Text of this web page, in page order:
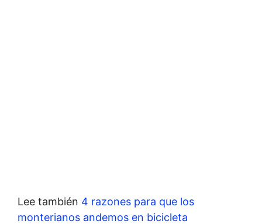
Lee también 4 razones para que los
monterianos andemos en bicicleta